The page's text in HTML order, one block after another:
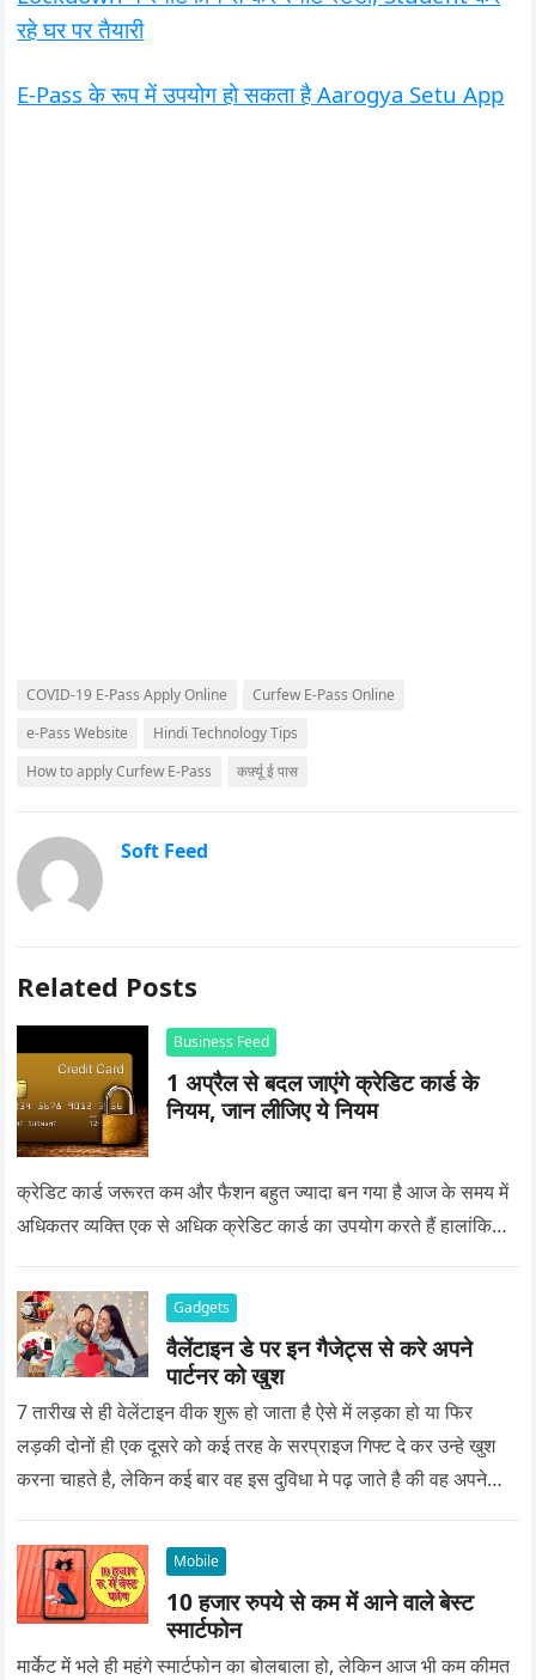
रहे घर पर तैयारी
E-Pass के रूप में उपयोग हो सकता है Aarogya Setu App
COVID-19 E-Pass Apply Online
Curfew E-Pass Online
e-Pass Website
Hindi Technology Tips
How to apply Curfew E-Pass
कर्फ़्यू ई पास
Soft Feed
Related Posts
Business Feed
1 अप्रैल से बदल जाएंगे क्रेडिट कार्ड के
नियम, जान लीजिए ये नियम
क्रेडिट कार्ड जरूरत कम और फैशन बहुत ज्यादा बन गया है आज के समय में
अधिकतर व्यक्ति एक से अधिक क्रेडिट कार्ड का उपयोग करते हैं हालांकि…
Gadgets
वैलेंटाइन डे पर इन गैजेट्स से करे अपने
पार्टनर को खुश
7 तारीख से ही वेलेंटाइन वीक शुरू हो जाता है ऐसे में लड़का हो या फिर
लड़की दोनों ही एक दूसरे को कई तरह के सरप्राइज गिफ्ट दे कर उन्हे खुश
करना चाहते है, लेकिन कई बार वह इस दुविधा मे पढ़ जाते है की वह अपने
Mobile
10 हजार रुपये से कम में आने वाले बेस्ट
स्मार्टफोन
मार्केट में भले ही महंगे स्मार्टफोन का बोलबाला हो, लेकिन आज भी कम कीमत